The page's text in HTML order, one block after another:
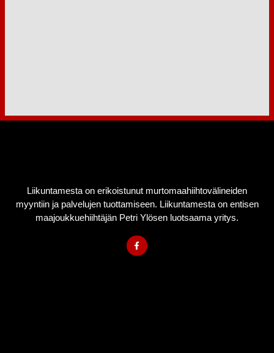
Liikuntamesta on erikoistunut murtomaahiihtovälineiden
myyntiin ja palvelujen tuottamiseen. Liikuntamesta on entisen
maajoukkuehiihtäjän Petri Ylösen luotsaama yritys.